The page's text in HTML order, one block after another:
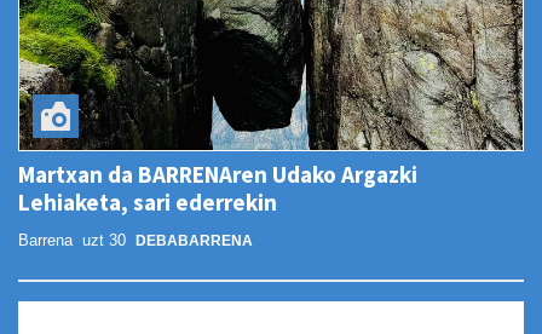
Martxan da BARRENAren Udako Argazki
Lehiaketa, sari ederrekin
Barrena uzt 30 DEBABARRENA